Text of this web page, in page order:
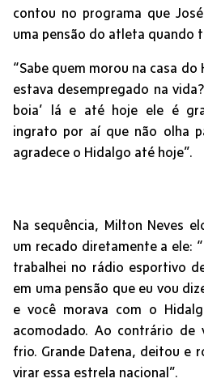
contou no programa que
uma pensão do atleta quando
“Sabe quem morou na casa
estava desempregado na
boia’ lá e até hoje ele é
ingrato por aí que não olha
agradece o Hidalgo até hoje”.
Na sequência, Milton Neves
um recado diretamente a ele:
trabalhei no rádio esportivo
em uma pensão que eu vou
e você morava com o
acomodado. Ao contrário de
frio. Grande Datena, deitou e
virar essa estrela nacional”.